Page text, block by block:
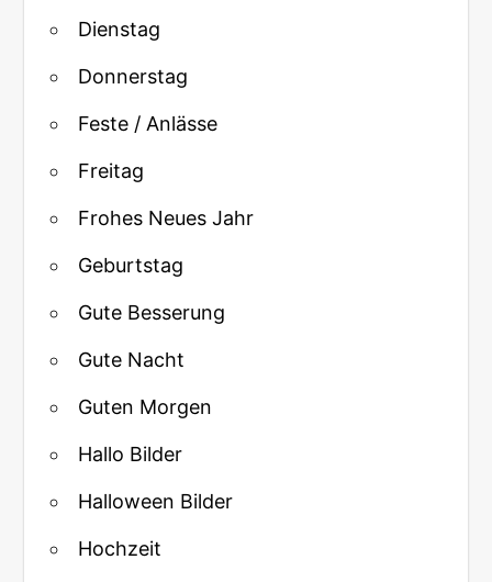
Dienstag
Donnerstag
Feste / Anlässe
Freitag
Frohes Neues Jahr
Geburtstag
Gute Besserung
Gute Nacht
Guten Morgen
Hallo Bilder
Halloween Bilder
Hochzeit